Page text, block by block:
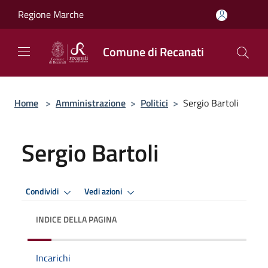
Regione Marche
Comune di Recanati
Home > Amministrazione > Politici > Sergio Bartoli
Sergio Bartoli
Condividi Vedi azioni
INDICE DELLA PAGINA
Incarichi